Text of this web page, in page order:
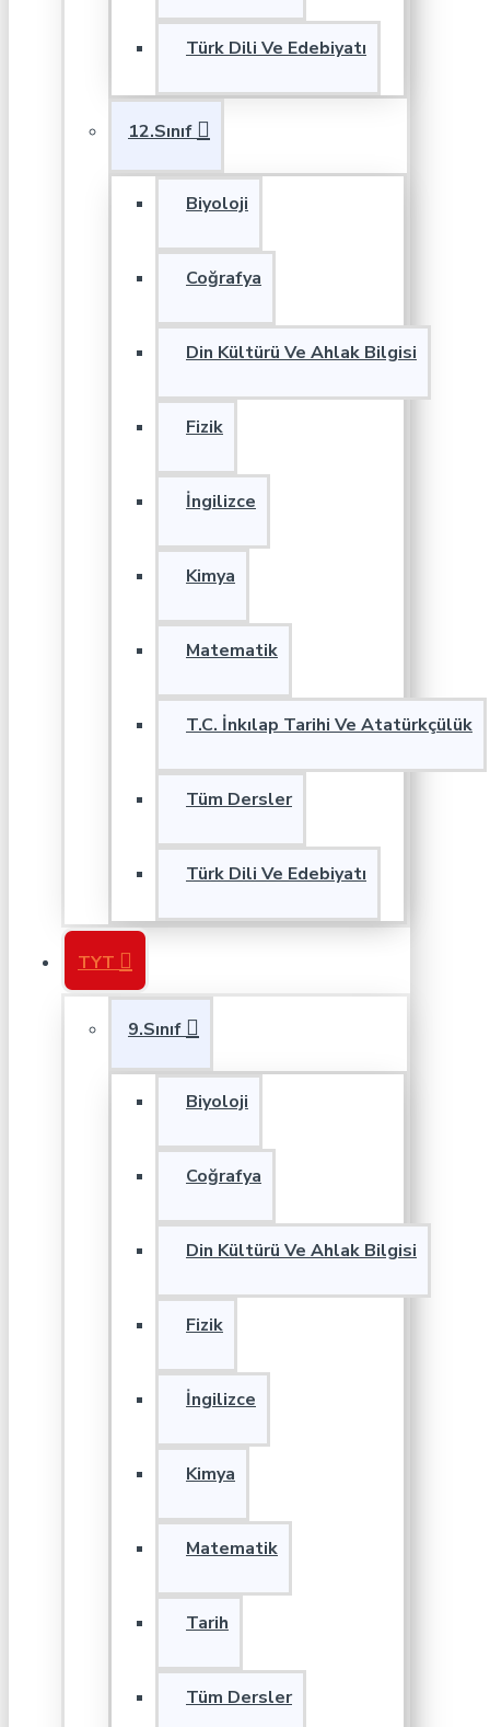
Türk Dili Ve Edebiyatı
12.Sınıf
Biyoloji
Coğrafya
Din Kültürü Ve Ahlak Bilgisi
Fizik
İngilizce
Kimya
Matematik
T.C. İnkılap Tarihi Ve Atatürkçülük
Tüm Dersler
Türk Dili Ve Edebiyatı
TYT
9.Sınıf
Biyoloji
Coğrafya
Din Kültürü Ve Ahlak Bilgisi
Fizik
İngilizce
Kimya
Matematik
Tarih
Tüm Dersler